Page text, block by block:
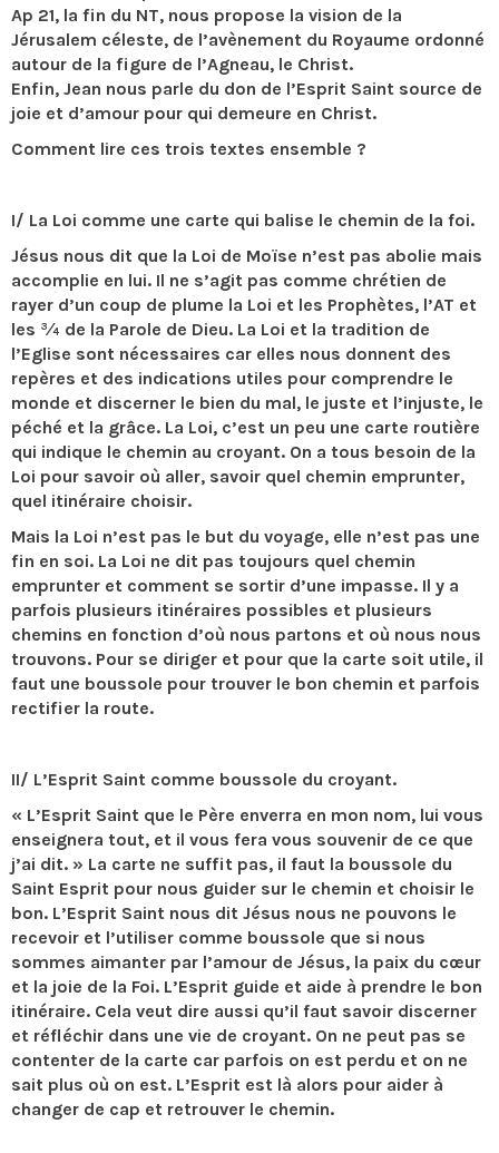
Ap 21, la fin du NT, nous propose la vision de la
Jérusalem céleste, de l’avènement du Royaume ordonné
autour de la figure de l’Agneau, le Christ.
Enfin, Jean nous parle du don de l’Esprit Saint source de
joie et d’amour pour qui demeure en Christ.
Comment lire ces trois textes ensemble ?
I/ La Loi comme une carte qui balise le chemin de la foi.
Jésus nous dit que la Loi de Moïse n’est pas abolie mais
accomplie en lui. Il ne s’agit pas comme chrétien de
rayer d’un coup de plume la Loi et les Prophètes, l’AT et
les ¾ de la Parole de Dieu. La Loi et la tradition de
l’Eglise sont nécessaires car elles nous donnent des
repères et des indications utiles pour comprendre le
monde et discerner le bien du mal, le juste et l’injuste, le
péché et la grâce. La Loi, c’est un peu une carte routière
qui indique le chemin au croyant. On a tous besoin de la
Loi pour savoir où aller, savoir quel chemin emprunter,
quel itinéraire choisir.
Mais la Loi n’est pas le but du voyage, elle n’est pas une
fin en soi. La Loi ne dit pas toujours quel chemin
emprunter et comment se sortir d’une impasse. Il y a
parfois plusieurs itinéraires possibles et plusieurs
chemins en fonction d’où nous partons et où nous nous
trouvons. Pour se diriger et pour que la carte soit utile, il
faut une boussole pour trouver le bon chemin et parfois
rectifier la route.
II/ L’Esprit Saint comme boussole du croyant.
« L’Esprit Saint que le Père enverra en mon nom, lui vous
enseignera tout, et il vous fera vous souvenir de ce que
j’ai dit. » La carte ne suffit pas, il faut la boussole du
Saint Esprit pour nous guider sur le chemin et choisir le
bon. L’Esprit Saint nous dit Jésus nous ne pouvons le
recevoir et l’utiliser comme boussole que si nous
sommes aimanter par l’amour de Jésus, la paix du cœur
et la joie de la Foi. L’Esprit guide et aide à prendre le bon
itinéraire. Cela veut dire aussi qu’il faut savoir discerner
et réfléchir dans une vie de croyant. On ne peut pas se
contenter de la carte car parfois on est perdu et on ne
sait plus où on est. L’Esprit est là alors pour aider à
changer de cap et retrouver le chemin.